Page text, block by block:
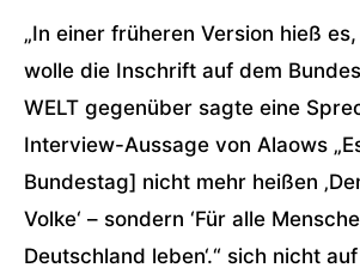
„In einer früheren Version hieß
wolle die Inschrift auf dem
WELT gegenüber sagte eine
Interview-Aussage von Alaows
Bundestag] nicht mehr heißen
Volke‘ – sondern ‘Für alle
Deutschland leben‘.“ sich nicht